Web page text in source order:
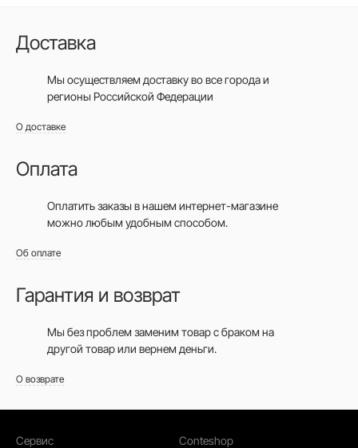
Доставка
Мы осуществляем доставку во все городаи
регионы Российской Федерации
О доставке
Оплата
Оплатить заказы в нашем интернет-магазине
можно любым удобным способом.
Об оплате
Гарантия и возврат
Мы без проблем заменим товар с браком на
другой товар или вернем деньги.
О возврате
Сервис Conteshop